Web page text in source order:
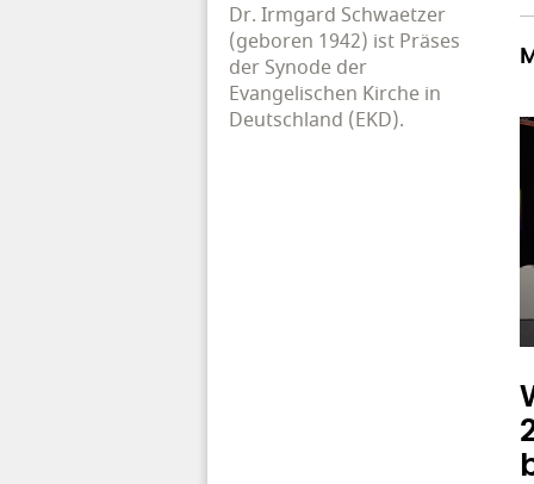
Dr. Irmgard Schwaetzer
(geboren 1942) ist Präses
der Synode der
Evangelischen Kirche in
Deutschland (EKD).